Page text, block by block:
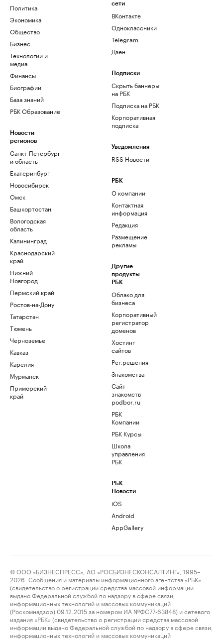
Политика
Экономика
Общество
Бизнес
Технологии и
медиа
Финансы
Биографии
База знаний
РБК Образование
Новости
регионов
Санкт-Петербург
и область
Екатеринбург
Новосибирск
Омск
Башкортостан
Вологодская
область
Калининград
Краснодарский
край
Нижний
Новгород
Пермский край
Ростов-на-Дону
Татарстан
Тюмень
Черноземье
Кавказ
Карелия
Мурманск
Приморский
край
сети
ВКонтакте
Одноклассники
Telegram
Дзен
Подписки
Скрыть баннеры
на РБК
Подписка на РБК
Корпоративная
подписка
Уведомления
RSS Новости
РБК
О компании
Контактная
информация
Редакция
Размещение
рекламы
Другие
продукты
РБК
Облако для
бизнеса
Корпоративный
регистратор
доменов
Хостинг
сайтов
Рег.решения
Знакомства
Сайт
знакомств
podbor.ru
РБК
Компании
РБК Курсы
Школа
управления
РБК
РБК
Новости
iOS
Android
AppGallery
© ООО «БИЗНЕСПРЕСС», АО «РОСБИЗНЕСКОНСАЛТИНГ», 1995–
2026. Сообщения и материалы информационного агентства «РБК»
(свидетельство о регистрации средства массовой информации
выдано Федеральной службой по надзору в сфере связи,
информационных технологий и массовых коммуникаций
(Роскомнадзор) 09.12.2015 за номером ИА №ФС77-63848) и сетевого
издания «РБК» (свидетельство о регистрации средства массовой
информации выдано Федеральной службой по надзору в сфере связи,
информационных технологий и массовых коммуникаций